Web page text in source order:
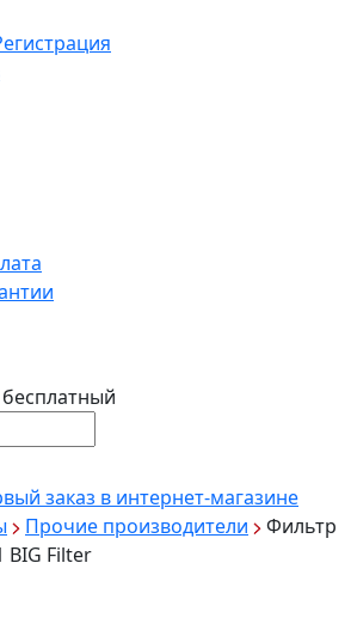
заказ в интернет-магазине
Прочие производители
Фильтр
BIG Filter